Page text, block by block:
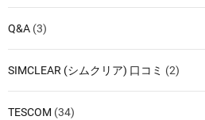
Q&A (3)
SIMCLEAR (シムクリア) 口コミ (2)
TESCOM (34)